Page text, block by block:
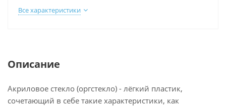
Все характеристики
Описание
Акриловое стекло (оргстекло) - лёгкий пластик,
сочетающий в себе такие характеристики, как